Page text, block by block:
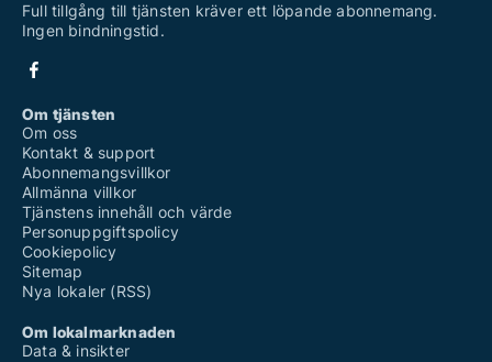
Full tillgång till tjänsten kräver ett löpande abonnemang.
Ingen bindningstid.
Om tjänsten
Om oss
Kontakt & support
Abonnemangsvillkor
Allmänna villkor
Tjänstens innehåll och värde
Personuppgiftspolicy
Cookiepolicy
Sitemap
Nya lokaler (RSS)
Om lokalmarknaden
Data & insikter